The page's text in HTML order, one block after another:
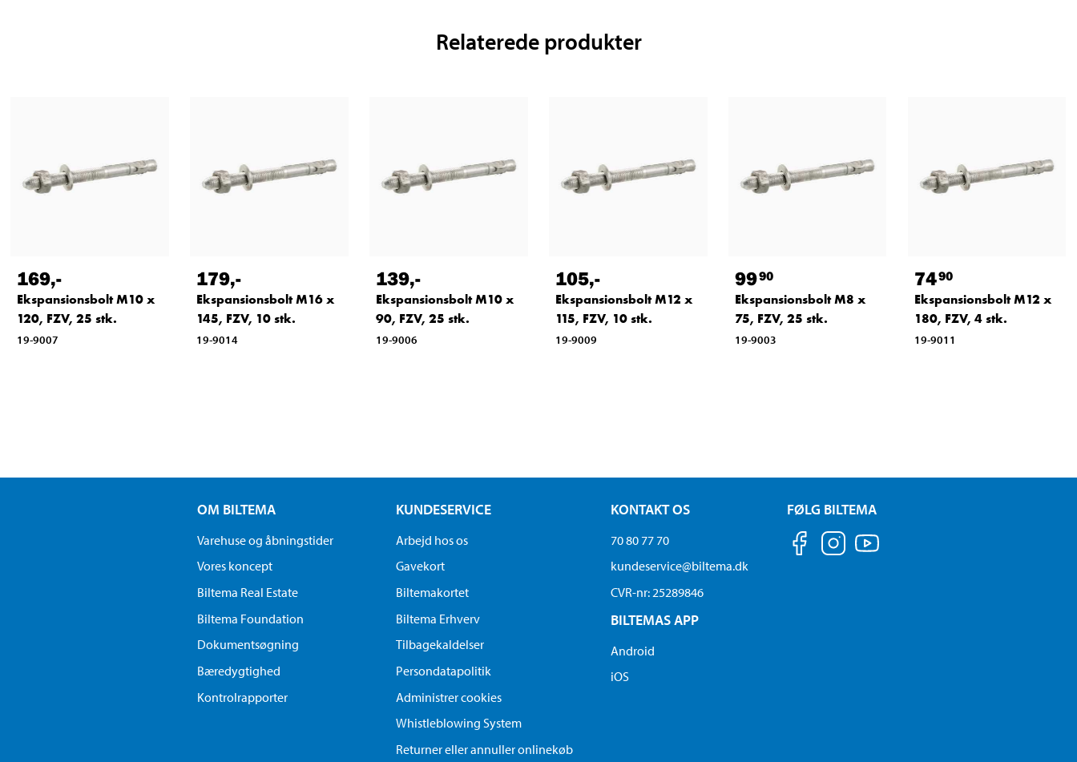
Relaterede produkter
169,-
Ekspansionsbolt M10 x
120, FZV, 25 stk.
19-9007
179,-
Ekspansionsbolt M16 x
145, FZV, 10 stk.
19-9014
139,-
Ekspansionsbolt M10 x
90, FZV, 25 stk.
19-9006
105,-
Ekspansionsbolt M12 x
115, FZV, 10 stk.
19-9009
9990
Ekspansionsbolt M8 x
75, FZV, 25 stk.
19-9003
7490
Ekspansionsbolt M12 x
180, FZV, 4 stk.
19-9011
OM BILTEMA
Varehuse og åbningstider
Vores koncept
Biltema Real Estate
Biltema Foundation
Dokumentsøgning
Bæredygtighed
Kontrolrapporter
KUNDESERVICE
Arbejd hos os
Gavekort
Biltemakortet
Biltema Erhverv
Tilbagekaldelser
Persondatapolitik
Administrer cookies
Whistleblowing System
Returner eller annuller onlinekøb
KONTAKT OS
70 80 77 70
kundeservice@biltema.dk
CVR-nr: 25289846
BILTEMAS APP
Android
iOS
FØLG BILTEMA